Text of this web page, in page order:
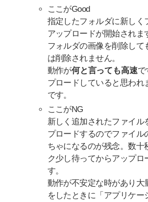
ここがGood
指定したフォルダに新しく
アップロードが開始されま
フォルダの画像を削除して
は削除されません。
動作が何と言っても高速で
プロードしていると思われ
です。
ここがNG
新しく追加されたファイル
プロードするのでファイル
ちゃになるのが残念。数十
ク少し待ってからアップロ
す。
動作が不安定な時があり大
をしたときに「アプリケー